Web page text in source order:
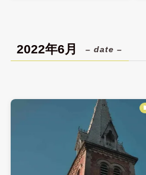
2022年6月 – date –